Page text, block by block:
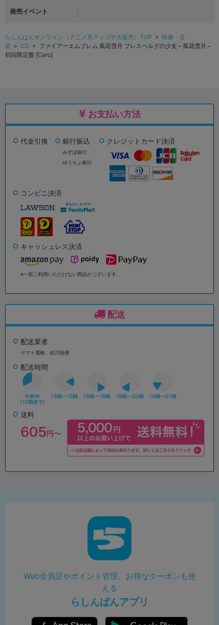
発売イベント
らしんばんオンライン（アニメ系グッズ中古販売）TOP > 映像・音
楽 > CD > ファイアーエムブレム 風花雪月 フレスベルグの少女～風花雪月～
初回限定盤 [Caro]
お支払い方法
代金引換 銀行振込
みずほ銀行、
ゆうちょ銀行
クレジットカード決済
コンビニ決済
キャッシュレス決済
※一部ご利用いただけない商品がございます。
配送
配送業者
ヤマト運輸、佐川急便
配送時間
送料
Web会員証やポイント管理、お得なクーポンも使
える
らしんばんアプリ